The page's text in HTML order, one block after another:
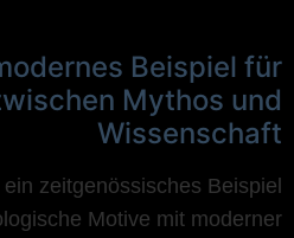
Beispiel für
Mythos und
Wissenschaft
ein zeitgenössisches Beispiel
Motive mit moderner